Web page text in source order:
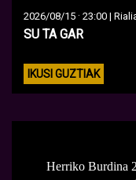
2026/08/15 · 23:00 |
SU TA GAR
IKUSI GUZTIAK
Herriko Burdina